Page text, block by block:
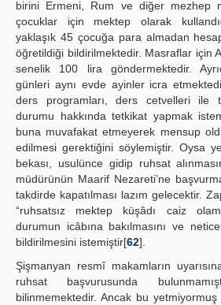
birini Ermeni, Rum ve diğer mezhep
çocuklar için mektep olarak
yaklaşık 45 çocuğa para almadan
öğretildiği bildirilmektedir. Masraflar için
senelik 100 lira göndermektedir.
günleri aynı evde ayinler icra
ders programları, ders cetvelleri ile
durumu hakkında tetkikat yapmak
buna muvafakat etmeyerek mensup
edilmesi gerektiğini söylemiştir. Oysa
bekası, usulünce gidip ruhsat
müdürünün Maarif Nezareti’ne
takdirde kapatılması lazım gelecektir.
“ruhsatsız mektep küşâdı caiz
durumun icâbına bakılmasını ve
bildirilmesini istemiştir[62].
Şişmanyan resmî makamların
ruhsat başvurusunda
bilinmemektedir. Ancak bu